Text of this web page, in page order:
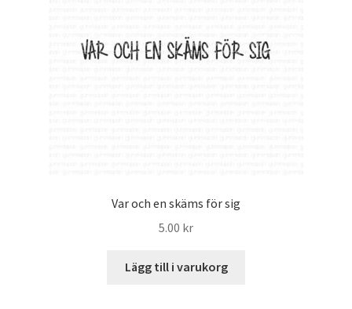
Var och en skäms för sig
5.00 kr
Lägg till i varukorg